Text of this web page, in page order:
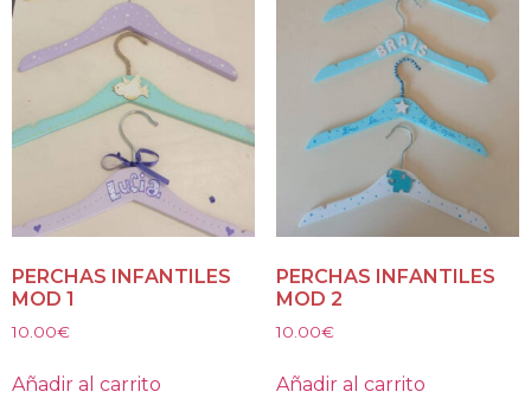
PERCHAS INFANTILES
MOD 1
10.00€
Añadir al carrito
PERCHAS INFANTILES
MOD 2
10.00€
Añadir al carrito